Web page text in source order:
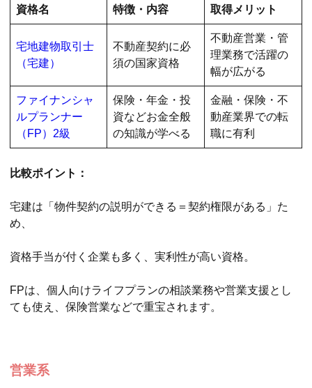
資格名 特徴・内容 取得メリット
宅地建物取引士
（宅建）
不動産契約に必
須の国家資格
不動産営業・管
理業務で活躍の
幅が広がる
ファイナンシャ
ルプランナー
（FP）2級
保険・年金・投
資などお金全般
の知識が学べる
金融・保険・不
動産業界での転
職に有利
比較ポイント：
宅建は「物件契約の説明ができる＝契約権限がある」た
め、
資格手当が付く企業も多く、実利性が高い資格。
FPは、個人向けライフプランの相談業務や営業支援とし
ても使え、保険営業などで重宝されます。
営業系